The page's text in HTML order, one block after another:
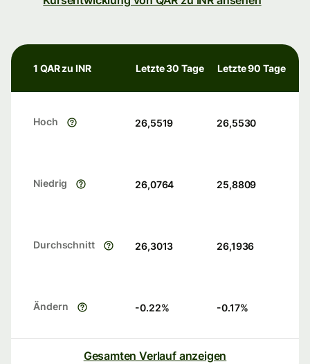
1 QAR zu INR Letzte 30 Tage Letzte 90 Tage
Hoch 26,5519 26,5530
Niedrig 26,0764 25,8809
Durchschnitt 26,3013 26,1936
Ändern -0.22% -0.17%
Gesamten Verlauf anzeigen